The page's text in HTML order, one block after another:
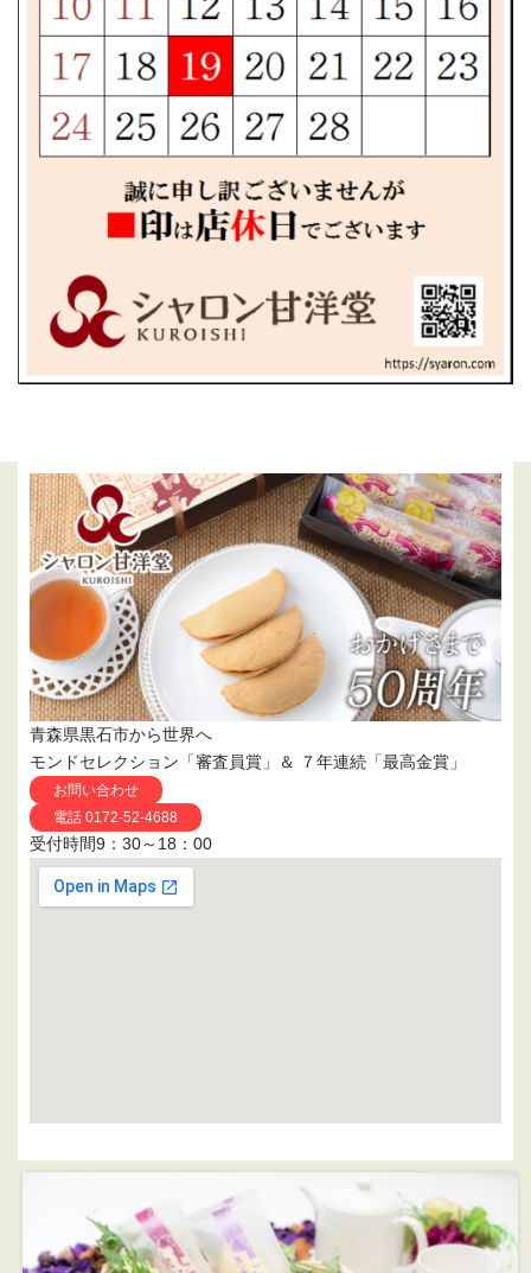
青森県黒石市から世界へ
モンドセレクション「審査員賞」＆ ７年連続「最高金賞」
お問い合わせ
電話 0172-52-4688
受付時間9：30～18：00